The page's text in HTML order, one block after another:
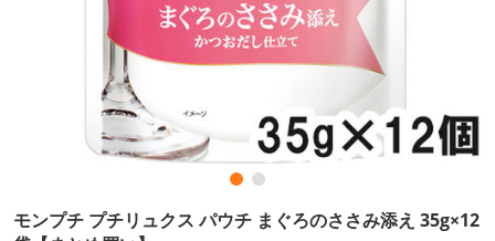
モンプチ プチリュクス パウチ まぐろのささみ添え 35g×12